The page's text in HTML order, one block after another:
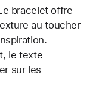
bracelet offre
au toucher
le texte
sur les